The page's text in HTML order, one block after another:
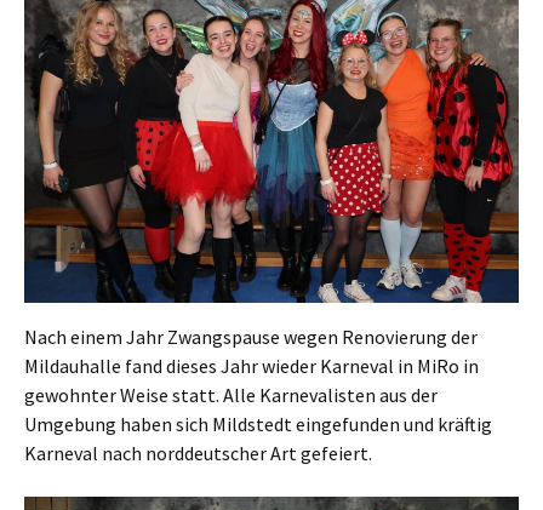
Nach einem Jahr Zwangspause wegen Renovierung der
Mildauhalle fand dieses Jahr wieder Karneval in MiRo in
gewohnter Weise statt. Alle Karnevalisten aus der
Umgebung haben sich Mildstedt eingefunden und kräftig
Karneval nach norddeutscher Art gefeiert.